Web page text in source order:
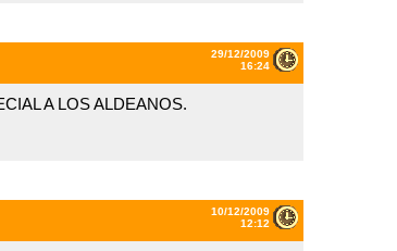
29/12/2009
16:24
A LOS ALDEANOS.
10/12/2009
12:12